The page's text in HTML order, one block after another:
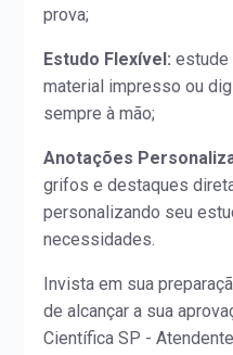
prova;
Estudo Flexível: estude
material impresso ou
sempre à mão;
Anotações
grifos e destaques
personalizando seu
necessidades.
Invista em sua
de alcançar a sua
Científica SP -